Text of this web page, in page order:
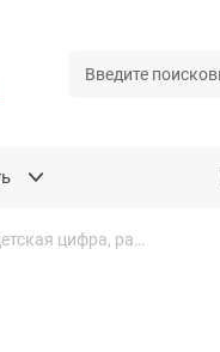
Футболка детская цифра, разм.34